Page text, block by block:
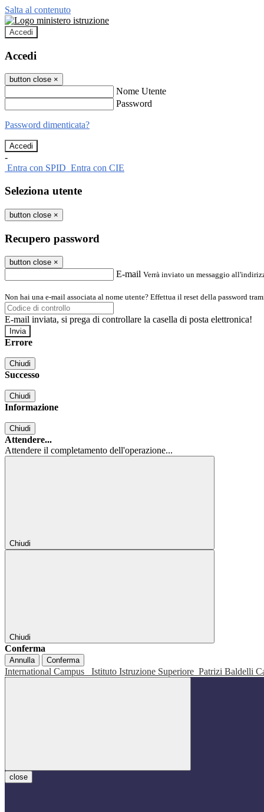
Salta al contenuto
Accedi
Accedi
button close ×
Nome Utente
Password
Password dimenticata?
-
Entra con SPID Entra con CIE
Seleziona utente
button close ×
Recupero password
button close ×
E-mail Verrà inviato un messaggio
Non hai una e-mail associata al nome utente? Effettua il reset della password
E-mail inviata, si prega di controllare la casella di posta elettronica!
Errore
Chiudi
Successo
Chiudi
Informazione
Chiudi
Attendere...
Attendere il completamento dell'operazione...
Chiudi
Chiudi
Conferma
Annulla Conferma
International Campus Istituto Istruzione Superiore Patrizi Baldelli
close